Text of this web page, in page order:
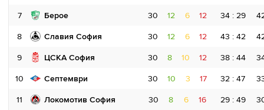
7 Берое
8 Славия София
9 ЦСКА София
10 Септември
11 Локомотив София
30 12 6 12 34 : 29
30 12 6 12 43 : 42
30 8 10 12 38 : 44
30 10 3 17 32 : 47
30 8 6 16 29 : 49